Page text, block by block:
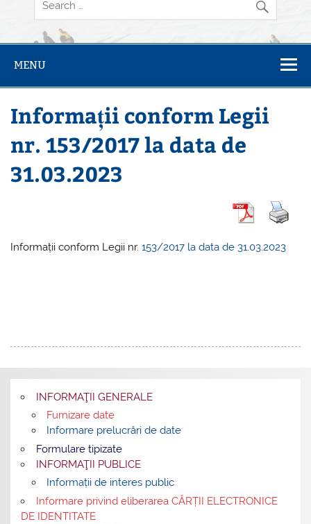
MENU
Informații conform Legii
nr. 153/2017 la data de
31.03.2023
Informații conform Legii nr.153/2017 la data de 31.03.2023
INFORMAŢII GENERALE
Furnizare date
Informare prelucrări de date
Formulare tipizate
INFORMAŢII PUBLICE
Informații de interes public
Informare privind eliberarea CĂRȚII ELECTRONICE
DE IDENTITATE